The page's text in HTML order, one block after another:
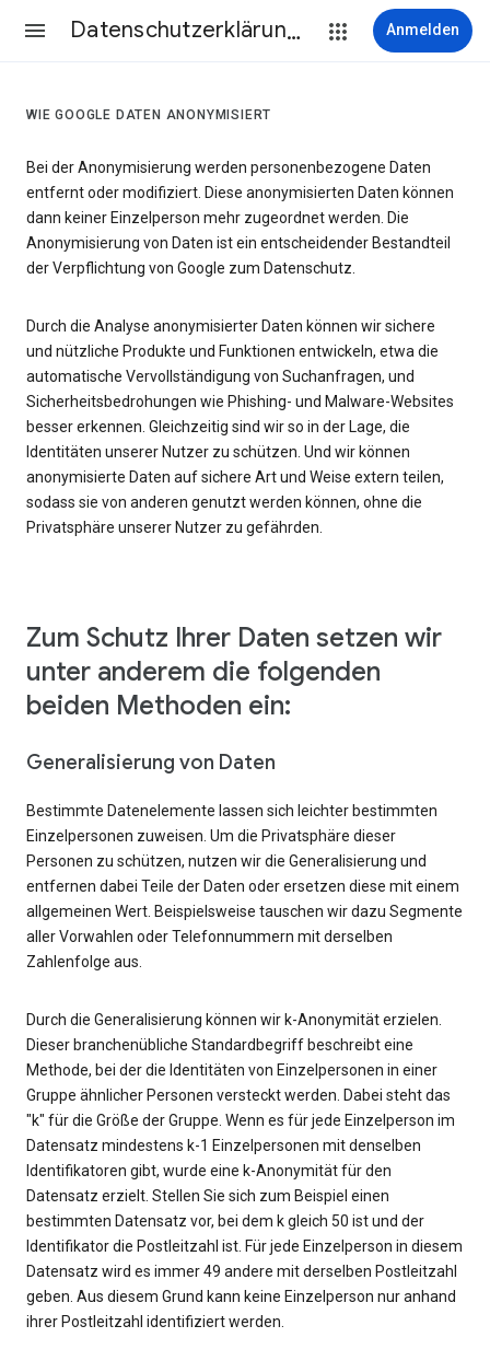
Datenschutzerklärung & Nutzungsbedingungen Anmelden
WIE GOOGLE DATEN ANONYMISIERT
Bei der Anonymisierung werden personenbezogene Daten
entfernt oder modifiziert. Diese anonymisierten Daten können
dann keiner Einzelperson mehr zugeordnet werden. Die
Anonymisierung von Daten ist ein entscheidender Bestandteil
der Verpflichtung von Google zum Datenschutz.
Durch die Analyse anonymisierter Daten können wir sichere
und nützliche Produkte und Funktionen entwickeln, etwa die
automatische Vervollständigung von Suchanfragen, und
Sicherheitsbedrohungen wie Phishing- und Malware-Websites
besser erkennen. Gleichzeitig sind wir so in der Lage, die
Identitäten unserer Nutzer zu schützen. Und wir können
anonymisierte Daten auf sichere Art und Weise extern teilen,
sodass sie von anderen genutzt werden können, ohne die
Privatsphäre unserer Nutzer zu gefährden.
Zum Schutz Ihrer Daten setzen wir
unter anderem die folgenden
beiden Methoden ein:
Generalisierung von Daten
Bestimmte Datenelemente lassen sich leichter bestimmten
Einzelpersonen zuweisen. Um die Privatsphäre dieser
Personen zu schützen, nutzen wir die Generalisierung und
entfernen dabei Teile der Daten oder ersetzen diese mit einem
allgemeinen Wert. Beispielsweise tauschen wir dazu Segmente
aller Vorwahlen oder Telefonnummern mit derselben
Zahlenfolge aus.
Durch die Generalisierung können wir k-Anonymität erzielen.
Dieser branchenübliche Standardbegriff beschreibt eine
Methode, bei der die Identitäten von Einzelpersonen in einer
Gruppe ähnlicher Personen versteckt werden. Dabei steht das
"k" für die Größe der Gruppe. Wenn es für jede Einzelperson im
Datensatz mindestens k-1 Einzelpersonen mit denselben
Identifikatoren gibt, wurde eine k-Anonymität für den
Datensatz erzielt. Stellen Sie sich zum Beispiel einen
bestimmten Datensatz vor, bei dem k gleich 50 ist und der
Identifikator die Postleitzahl ist. Für jede Einzelperson in diesem
Datensatz wird es immer 49 andere mit derselben Postleitzahl
geben. Aus diesem Grund kann keine Einzelperson nur anhand
ihrer Postleitzahl identifiziert werden.